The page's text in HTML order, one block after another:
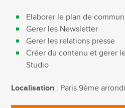
Elaborer le plan de
Gerer les Newsletter
Gerer les relations presse
Créer du contenu et gerer
Studio
Localisation : Paris 9ème